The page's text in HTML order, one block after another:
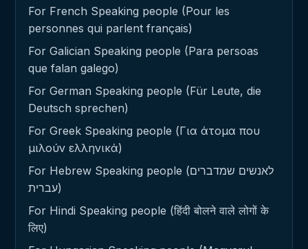
For French Speaking people (Pour les
personnes qui parlent français)
For Galician Speaking people (Para persoas
que falan galego)
For German Speaking people (Für Leute, die
Deutsch sprechen)
For Greek Speaking people (Για άτομα που
μιλούν ελληνικά)
For Hebrew Speaking people (לאנשים שמדברים
עברית)
For Hindi Speaking people (हिंदी बोलने वाले लोगों के
लिए)